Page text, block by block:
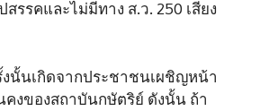
รรคและไม่มีทาง ส.ว. 250 เสียง
นั้นเกิดจากประชาชนเผชิญหน้า
งของสถาบันกษัตริย์ ดังนั้น ถ้า